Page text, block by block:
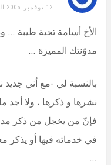
12 نوفمبر 2005 الساعة 4:43 م
الأخ أسامة تحية طيبة
مدوّنتك المميزة …
بالنسبة لي -مع أني جديد
نشرها و ذكرها ، ولا أجد
فإنّ من يخجل من ذكر
في خدماته فيها أو يذكر
…